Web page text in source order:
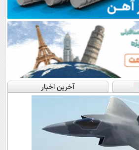
آخرین اخبار